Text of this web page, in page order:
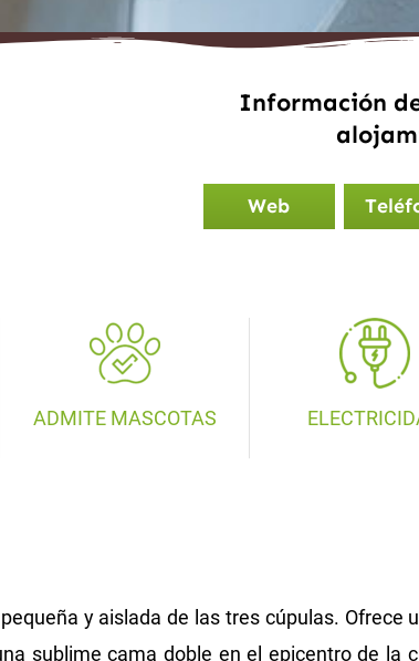
Información
Web
ADMITE MASCOTAS
y aislada de las tres cúpulas. Ofrece
sublime cama doble en el epicentro de la